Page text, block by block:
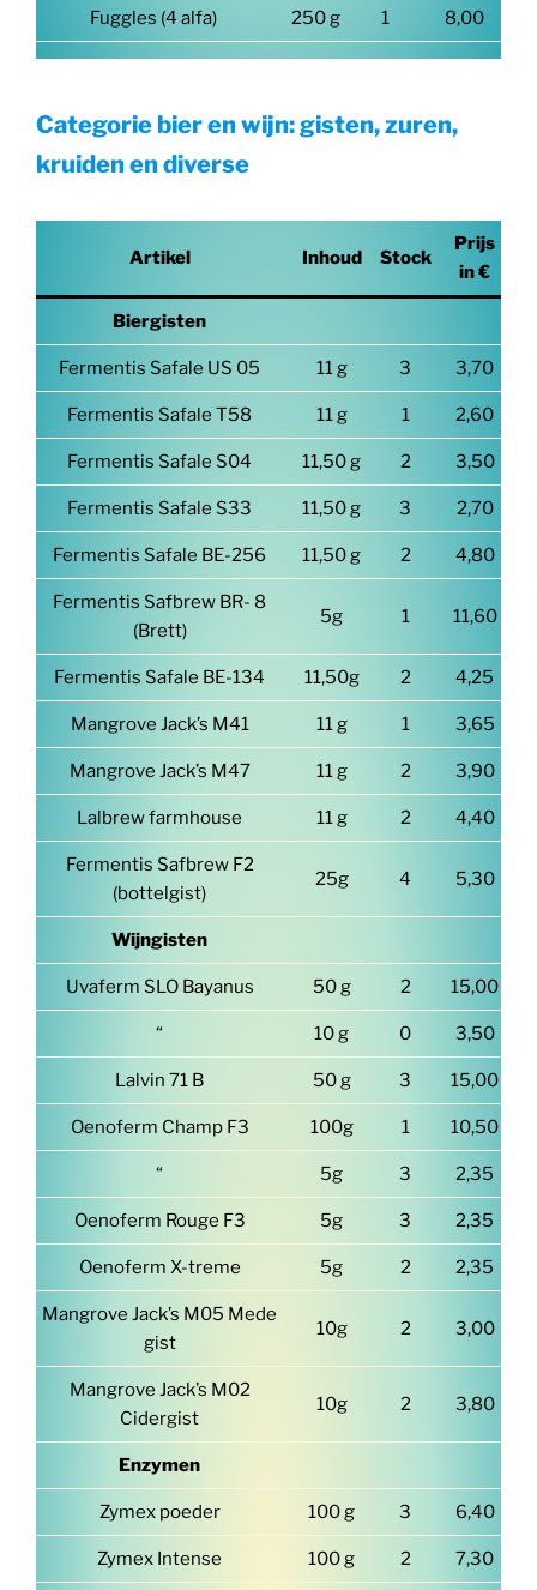
Fuggles (4 alfa) 250 g 1 8,00
Categorie bier en wijn: gisten, zuren,
kruiden en diverse
Artikel Inhoud Stock
Prijs
in €
Biergisten
Fermentis Safale US 05 11 g 3 3,70
Fermentis Safale T58 11 g 1 2,60
Fermentis Safale S04 11,50 g 2 3,50
Fermentis Safale S33 11,50 g 3 2,70
Fermentis Safale BE-256 11,50 g 2 4,80
Fermentis Safbrew BR- 8
(Brett)
5g 1 11,60
Fermentis Safale BE-134 11,50g 2 4,25
Mangrove Jack’s M41 11 g 1 3,65
Mangrove Jack’s M47 11 g 2 3,90
Lalbrew farmhouse 11 g 2 4,40
Fermentis Safbrew F2
(bottelgist)
25g 4 5,30
Wijngisten
Uvaferm SLO Bayanus 50 g 2 15,00
“ 10 g 0 3,50
Lalvin 71 B 50 g 3 15,00
Oenoferm Champ F3 100g 1 10,50
“ 5g 3 2,35
Oenoferm Rouge F3 5g 3 2,35
Oenoferm X-treme 5g 2 2,35
Mangrove Jack’s M05 Mede
gist
10g 2 3,00
Mangrove Jack’s M02
Cidergist
10g 2 3,80
Enzymen
Zymex poeder 100 g 3 6,40
Zymex Intense 100 g 2 7,30